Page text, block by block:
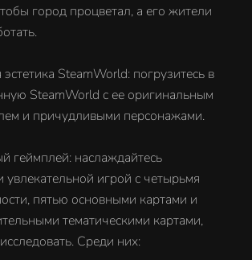
город процветал, а его жители
SteamWorld: погрузитесь в
SteamWorld с ее оригинальным
и причудливыми персонажами.
геймплей: наслаждайтесь
увлекательной игрой с четырьмя
пятью основными картами и
тематическими картами,
Среди них: